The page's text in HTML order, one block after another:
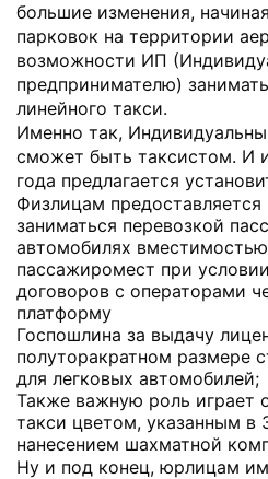
большие изменения,
парковок на территории
возможности ИП
предпринимателю)
линейного такси.
Именно так,
сможет быть таксистом. И
года предлагается
Физлицам
заниматься перевозкой
автомобилях
пассажиромест при
договоров с операторами
платформу
Госпошлина за выдачу
полуторакратном размере
для легковых автомобилей;
Также важную роль играет
такси цветом, указанным в
нанесением шахматной
Ну и под конец, юрлицам